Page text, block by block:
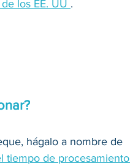
los EE. UU .
hágalo a nombre de
tiempo de procesamiento